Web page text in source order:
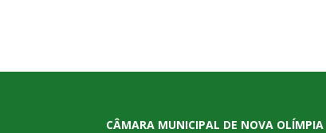
CÂMARA MUNICIPAL DE NOVA OLÍMPIA